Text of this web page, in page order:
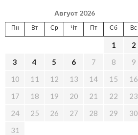
Август 2026
Пн Вт Ср Чт Пт Сб Вс
1
2
3
4 5 6 7 8
9
10
11 12 13 14 15
16
17
18 19 20 21 22
23
24
25 26 27 28 29
30
31